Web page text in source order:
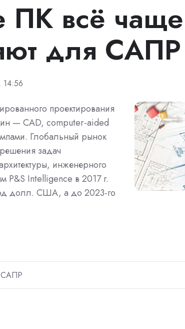
ПК всё чаще
для САПР
14:56
проектирования
— CAD, сomputer-aided
Глобальный рынок
задач
инженерного
P&S Intelligence в 2017 г.
долл. США, а до 2023-го
САПР